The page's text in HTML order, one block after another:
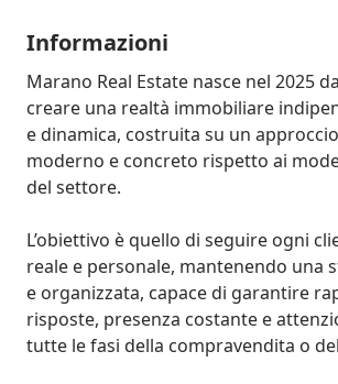
Informazioni
Marano Real Estate nasce nel 2025
creare una realtà immobiliare
e dinamica, costruita su un
moderno e concreto rispetto ai
del settore.
L’obiettivo è quello di seguire ogni
reale e personale, mantenendo una
e organizzata, capace di garantire
risposte, presenza costante e
tutte le fasi della compravendita o